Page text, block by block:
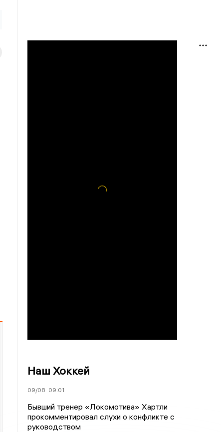
Наш Хоккей
09/08 09:01
Бывший тренер «Локомотива» Хартли
прокомментировал слухи о конфликте с
руководством